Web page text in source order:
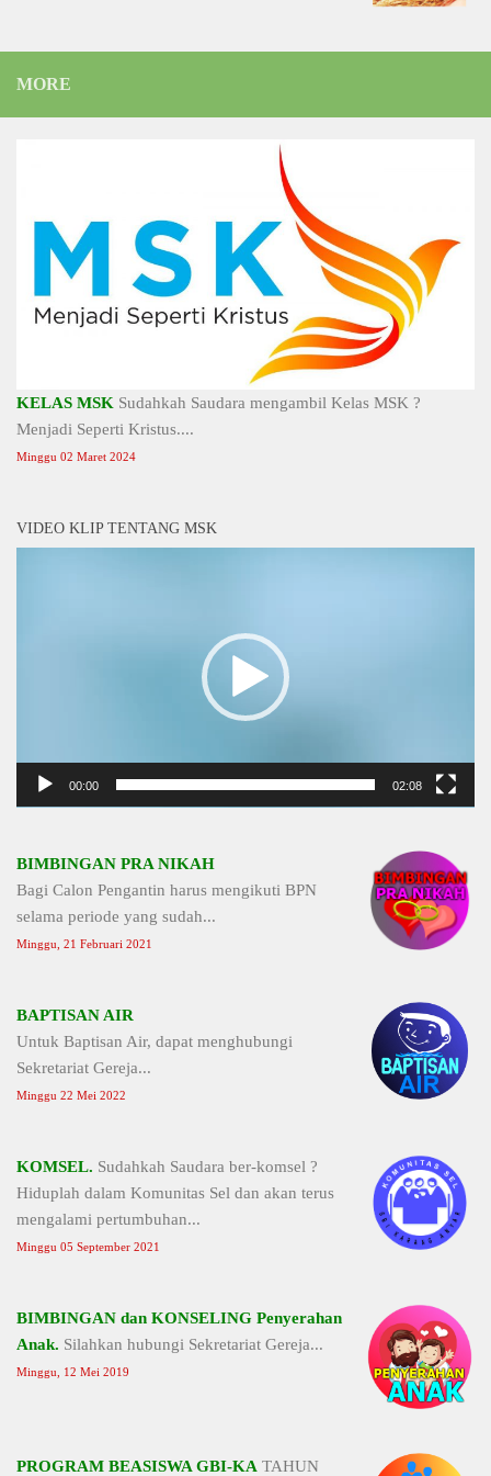
MORE
KELAS MSK Sudahkah Saudara mengambil Kelas MSK ?
Menjadi Seperti Kristus....
Minggu 02 Maret 2024
VIDEO KLIP TENTANG MSK
00:00 02:08
BIMBINGAN PRA NIKAH
Bagi Calon Pengantin harus mengikuti BPN
selama periode yang sudah...
Minggu, 21 Februari 2021
BAPTISAN AIR
Untuk Baptisan Air, dapat menghubungi
Sekretariat Gereja...
Minggu 22 Mei 2022
KOMSEL. Sudahkah Saudara ber-komsel ?
Hiduplah dalam Komunitas Sel dan akan terus
mengalami pertumbuhan...
Minggu 05 September 2021
BIMBINGAN dan KONSELING Penyerahan
Anak. Silahkan hubungi Sekretariat Gereja...
Minggu, 12 Mei 2019
PROGRAM BEASISWA GBI-KA TAHUN